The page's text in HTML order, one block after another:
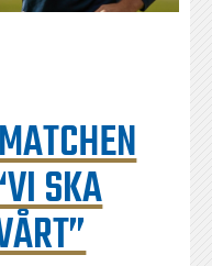
SKA